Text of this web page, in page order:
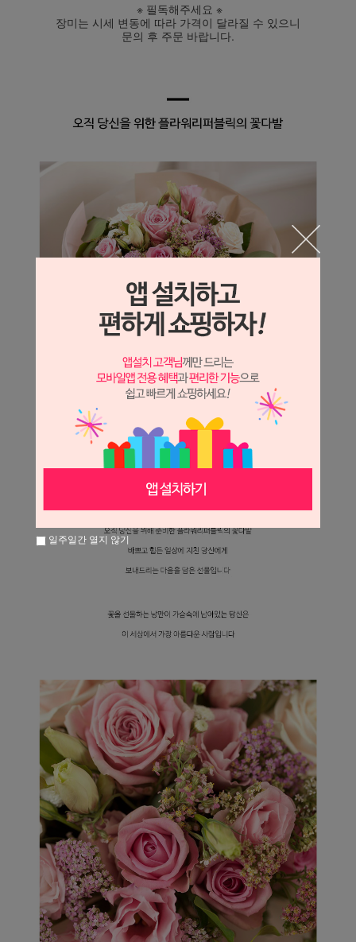
※ 필독해주세요 ※
장미는 시세 변동에 따라 가격이 달라질 수 있으니
문의 후 주문 바랍니다.
일주일간 열지 않기